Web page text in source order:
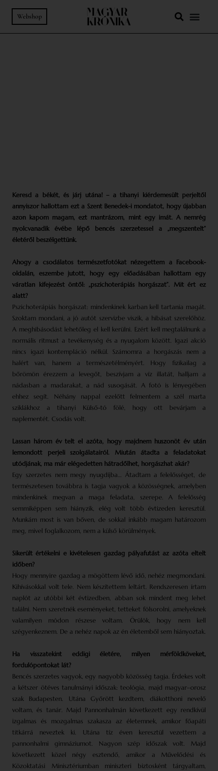
Webshop
Keresd a békét, és járj utána! – a tihanyi kiérdemesült perjeltől
annyiszor hallottam ezt a Szent Benedek-i mondatot, hogy újabban
azon kapom magam, ezt mantrázom, mint egy imát. A nemrég
nyolcvanadik évébe lépő bencés szerzetessel a „megszentelt”
életéről beszélgettünk.
Ahogy a csodálatos természetfotókat nézegettem a Facebook-
oldalán, eszembe jutott, hogy egy előadásában hallottam egy
váratlan kifejezést öntől: „pszichoterápiás horgászat”. Mit ért ez
alatt?
Pszichoterápiás horgászat: mindenkinek karban kell tartania magát.
Szoktam mondani, a jó autót szervizbe viszik, a hibásat szerelőhöz.
A meghibásodást lehetőleg el kell kerülni. Ezért kell megtalálnunk a
normális ritmust a tevékenység és a nyugalom között. Igazi akció
nincs igazi kontempláció nélkül. Számomra a horgászás nem a
halért van, hanem a természetélményért. Hogy fizikailag a
bőrömön érezzem a levegőt, beszívjam a víz illatát, halljam a
nádasban a madarakat, a nád susogását. A fotó is lényegében
ehhez segít. Néhány nappal ezelőtt felmentem a szél marta
sziklákhoz a tihanyi Külső-tó fölé, hogy ott bevárjam a
naplementét. Csodás volt.
Lassan három év telt el azóta, hogy majdnem huszonöt év után
lemondott perjeli szolgálatairól. Miután átadta a feladatokat
utódjának, ma már elégedetten hátradőlhet, horgászhat akár?
Egy szerzetes nem megy nyugdíjba… Átadtam a felelősséget, de
természetesen továbbra is tagja vagyok a közösségnek, amelyben
mindenkinek megvan a maga feladata, szerepe. A felelősség
semmiképpen sem hiányzik, elég volt több évtizeden keresztül.
Munkám most is van bőven, de sokkal inkább magam határozom
meg, mivel foglalkozom, nem a külső körülmények.
Sikerült értékelni e kivételesen gazdag pályafutást az azóta eltelt
időben?
Hogy mennyire gazdag a mögöttem lévő idő, nehéz megmondani.
Kihívásokkal volt tele. Nem készítettem leltárt. Rendszeresen írtam
naplót az utóbbi két évtizedben, abban sok mindent meg lehet
találni. Nem szeretnék eseményeket, tetteket fölsorolni, amelyeknek
valamilyen módon részese voltam. Örülök, hogy nem kell
szégyenkeznem. De a nehéz napok az én életemből sem hiányoztak.
Ha visszatekint eddigi életére, milyen mérföldköveket,
fordulópontokat lát?
Bencés szerzetes vagyok, egy nagyobb közösség tagja. Érdekes volt
a kétszer ötéves tanulmányi időszak: teológia, majd magyar–orosz
szak Budapesten. Utána Győrött kezdtem, diákotthoni nevelő
voltam, és tanár. Majd Pannonhalmán következett egy rendkívül
izgalmas és mozgalmas szakasza az életemnek, amikor főapáti
titkárrá neveztek ki. Utána tíz éven keresztül vezettem a
pannonhalmi gimnáziumot. Nagyon szép időszak volt. Majd
következett közel négy esztendő, amikor a Művelődési és
Közoktatási Minisztériumban miniszteri biztosként tárgyaltam,